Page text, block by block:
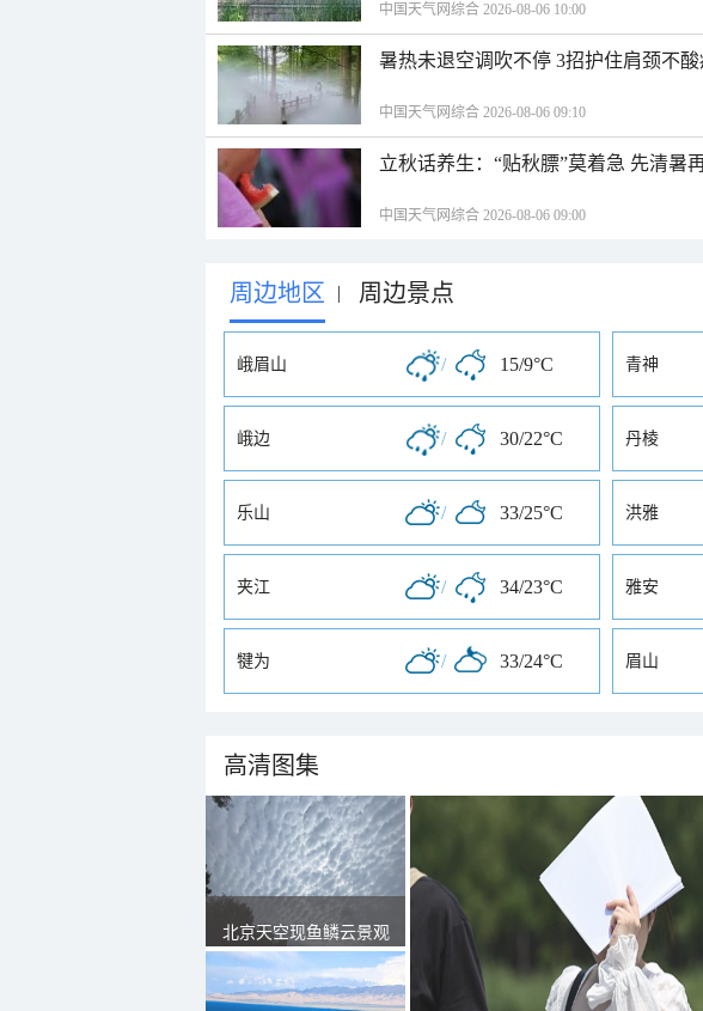
中国天气网综合 2026-08-06 10:00
暑热未退空调吹不停 3招护住肩颈不酸
中国天气网综合 2026-08-06 09:10
立秋话养生：“贴秋膘”莫着急 先清暑
中国天气网综合 2026-08-06 09:00
周边地区 | 周边景点
峨眉山 / 15/9°C 青神
峨边 / 30/22°C 丹棱
乐山 / 33/25°C 洪雅
夹江 / 34/23°C 雅安
犍为 / 33/24°C 眉山
高清图集
北京天空现鱼鳞云景观